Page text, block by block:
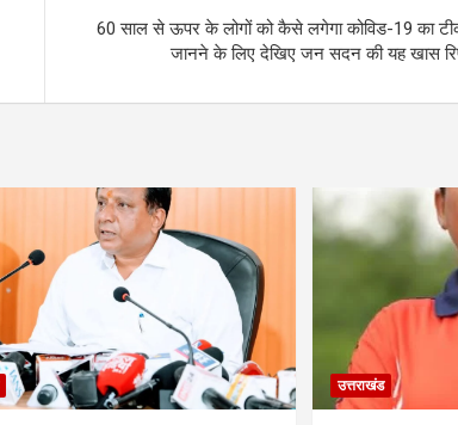
60 साल से ऊपर के लोगों को कैसे लगेगा कोविड-19 का
जानने के लिए देखिए जन सदन की यह खास
उत्तराखंड